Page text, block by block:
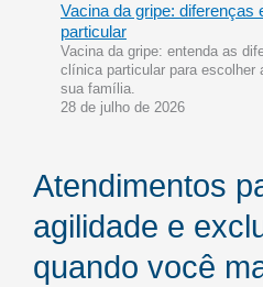
Vacina da gripe: diferenças
particular
Vacina da gripe: entenda as
clínica particular para escolher
sua família.
28 de julho de 2026
Atendimentos
agilidade e
quando você